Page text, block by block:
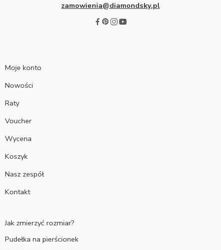
zamowienia@diamondsky.pl
Moje konto
Nowości
Raty
Voucher
Wycena
Koszyk
Nasz zespół
Kontakt
Jak zmierzyć rozmiar?
Pudełka na pierścionek